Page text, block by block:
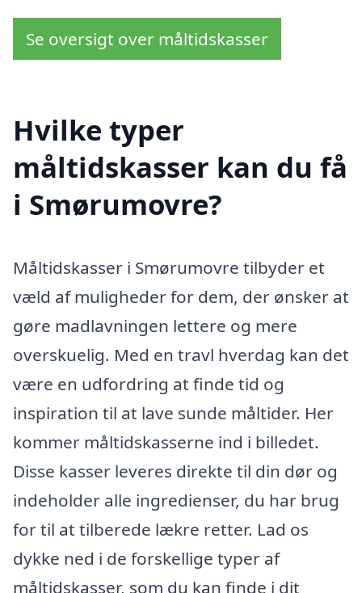
Se oversigt over måltidskasser
Hvilke typer
måltidskasser kan du få
i Smørumovre?
Måltidskasser i Smørumovre tilbyder et
væld af muligheder for dem, der ønsker at
gøre madlavningen lettere og mere
overskuelig. Med en travl hverdag kan det
være en udfordring at finde tid og
inspiration til at lave sunde måltider. Her
kommer måltidskasserne ind i billedet.
Disse kasser leveres direkte til din dør og
indeholder alle ingredienser, du har brug
for til at tilberede lækre retter. Lad os
dykke ned i de forskellige typer af
måltidskasser, som du kan finde i dit